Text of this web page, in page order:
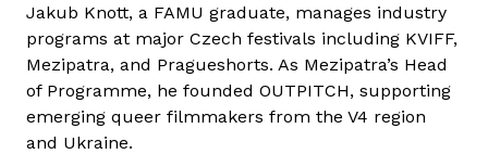
n
o
t
t
t
Jakub Knott, a FAMU graduate, manages industry
programs at major Czech festivals including KVIFF,
Mezipatra, and Pragueshorts. As Mezipatra’s Head
of Programme, he founded OUTPITCH, supporting
emerging queer filmmakers from the V4 region
and Ukraine.